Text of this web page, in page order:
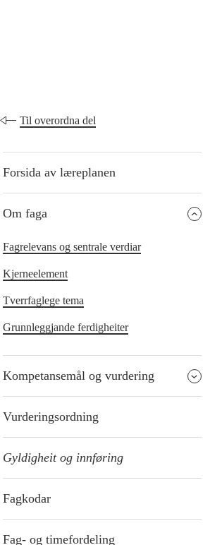
Til overordna del
Forsida av læreplanen
Om faga
Fagrelevans og sentrale verdiar
Kjerneelement
Tverrfaglege tema
Grunnleggjande ferdigheiter
Kompetansemål og vurdering
Vurderingsordning
Gyldigheit og innføring
Fagkodar
Fag- og timefordeling